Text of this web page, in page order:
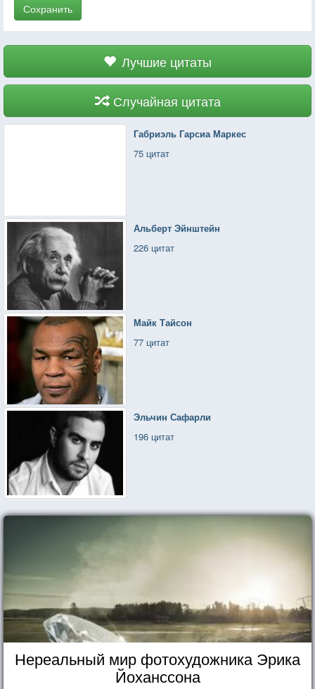
Сохранить
Лучшие цитаты
Случайная цитата
Габриэль Гарсиа Маркес
75 цитат
Альберт Эйнштейн
226 цитат
Майк Тайсон
77 цитат
Эльчин Сафарли
196 цитат
Нереальный мир фотохудожника Эрика
Йоханссона